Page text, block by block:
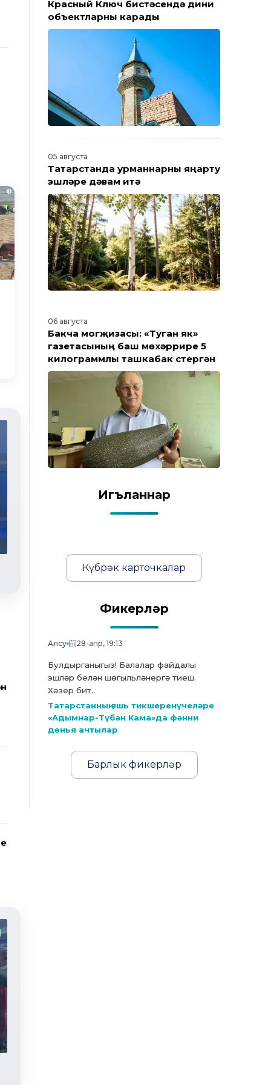
i
Красный Ключ бистәсендә дини
объектларны карады
05 августа
Татарстанда урманнарны яңарту
эшләре дәвам итә
06 августа
Бакча могҗизасы: «Туган як»
газетасының баш мөхәррире 5
килограммлы ташкабак үстергән
Игъланнар
Күбрәк карточкалар
Фикерләр
Алсу 28-апр, 19:13
Булдырганыгыз! Балалар файдалы
эшләр белән шөгыльләнергә тиеш.
Хәзер бит..
Татарстанның яшь тикшеренүчеләре
«Адымнар-Түбән Кама»да фәнни
дөнья ачтылар
Барлык фикерләр